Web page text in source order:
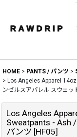
HOME > PANTS / パンツ >
> Los Angeles Apparel
ンゼルスアパレル スウェッ
Los Angeles
Sweatpants - Ash
パンツ [HF05]